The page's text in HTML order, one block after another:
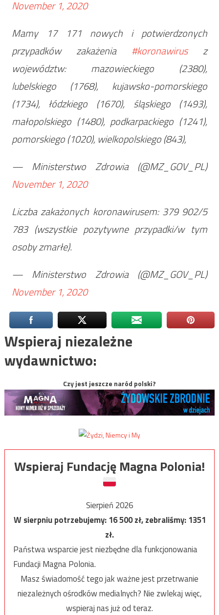
November 1, 2020
Mamy 17 171 nowych i potwierdzonych
przypadków zakażenia #koronawirusz
województw: mazowieckiego (2380),
lubelskiego (1768), kujawsko-pomorskiego
(1734), łódzkiego (1670), śląskiego (1493),
małopolskiego (1480), podkarpackiego (1241),
pomorskiego (1020), wielkopolskiego (843),
— Ministerstwo Zdrowia (@MZ_GOV_PL)
November 1, 2020
Liczba zakażonych koronawirusem: 379 902/5
783 (wszystkie pozytywne przypadki/w tym
osoby zmarłe).
— Ministerstwo Zdrowia (@MZ_GOV_PL)
November 1, 2020
Wspieraj niezależne
wydawnictwo:
Czy jest jeszcze naród polski?
Wspieraj Fundację Magna Polonia!
Sierpień 2026
W sierpniu potrzebujemy:16 500zł, zebraliśmy:1351
zł.
Państwa wsparcie jest niezbędne dla funkcjonowania
Fundacji Magna Polonia.
Masz świadomość tego jak ważne jest przetrwanie
niezależnych ośrodków medialnych? Nie zwlekaj więc,
wspieraj nas już od teraz.